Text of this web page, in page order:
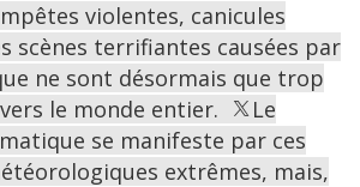
violentes, canicules
scènes terrifiantes causées par
ne sont désormais que trop
le monde entier.
Le
se manifeste par ces
extrêmes, mais,